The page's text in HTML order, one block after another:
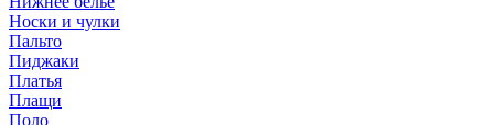
Носки и чулки
Пальто
Пиджаки
Платья
Плащи
Поло